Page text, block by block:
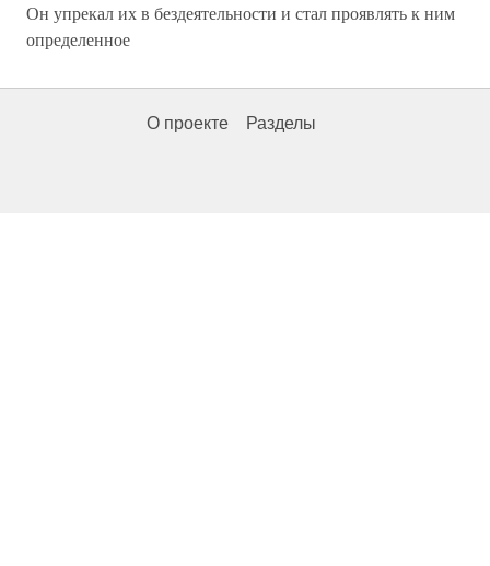
Он упрекал их в бездеятельности и стал проявлять к ним
определенное
О проекте Разделы